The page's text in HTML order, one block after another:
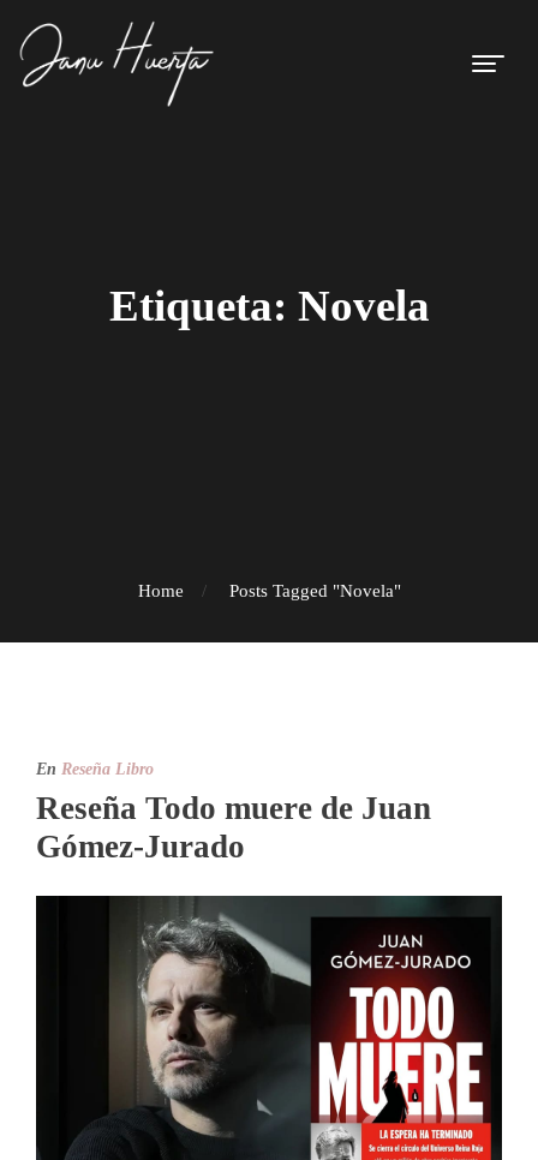
Etiqueta: Novela
Home Posts Tagged "Novela"
En Reseña Libro
Reseña Todo muere de Juan
Gómez-Jurado